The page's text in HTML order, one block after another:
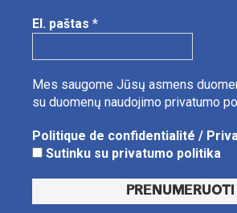
El. paštas *
Mes saugome Jūsų asmens
su duomenų naudojimo privatumo
Politique de confidentialité /
Sutinku su privatumo politika